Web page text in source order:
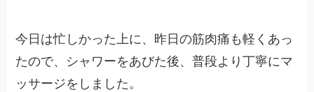
今日は忙しかった上に、昨日の筋肉痛も軽くあっ
たので、シャワーをあびた後、普段より丁寧にマ
ッサージをしました。